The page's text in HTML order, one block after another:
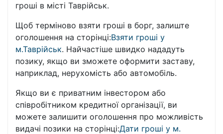
гроші в місті Таврійськ.
Щоб терміново взяти гроші в борг, залиште
оголошення на сторінці:Взяти гроші у
м.Таврійськ. Найчастіше швидко нададуть
позику, якщо ви зможете оформити заставу,
наприклад, нерухомість або автомобіль.
Якщо ви є приватним інвестором або
співробітником кредитної організації, ви
можете залишити оголошення про можливість
видачі позики на сторінці:Дати гроші у м.